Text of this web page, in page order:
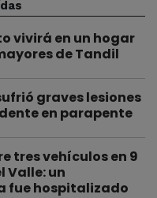
vivirá en un hogar
de Tandil
graves lesiones
en parapente
tres vehículos en 9
Valle: un
fue hospitalizado